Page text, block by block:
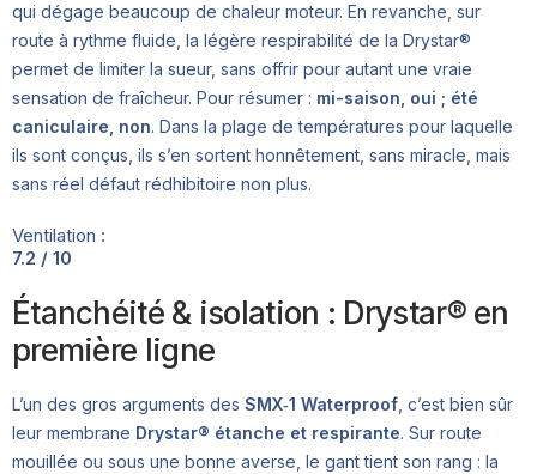
qui dégage beaucoup de chaleur moteur. En revanche, sur
route à rythme fluide, la légère respirabilité de la Drystar®
permet de limiter la sueur, sans offrir pour autant une vraie
sensation de fraîcheur. Pour résumer : mi-saison, oui ; été
caniculaire, non. Dans la plage de températures pour laquelle
ils sont conçus, ils s’en sortent honnêtement, sans miracle, mais
sans réel défaut rédhibitoire non plus.
Ventilation :
7.2 / 10
Étanchéité & isolation : Drystar® en
première ligne
L’un des gros arguments des SMX‑1 Waterproof , c’est bien sûr
leur membrane Drystar® étanche et respirante. Sur route
mouillée ou sous une bonne averse, le gant tient son rang : la